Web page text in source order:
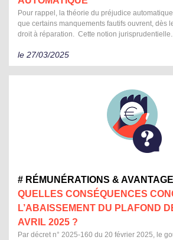
Pour rappel, la théorie du préjudice
que certains manquements fautifs ouvrent, dès
droit à réparation. Cette notion
le 27/03/2025
# RÉMUNÉRATIONS &
QUELLES CONSÉQUENCES
L’ABAISSEMENT DU PLAFOND
AVRIL 2025 ?
Par décret n° 2025-160 du 20 février 2025, le